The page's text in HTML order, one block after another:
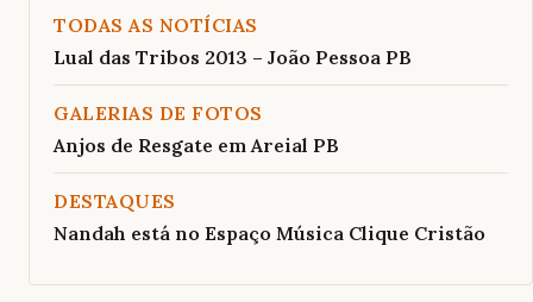
TODAS AS NOTÍCIAS
Lual das Tribos 2013 – João Pessoa PB
GALERIAS DE FOTOS
Anjos de Resgate em Areial PB
DESTAQUES
Nandah está no Espaço Música Clique Cristão